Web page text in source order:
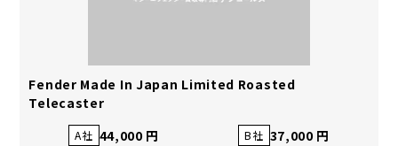
Fender Made In Japan Limited Roasted
Telecaster
A社 44,000 円 B社 37,000 円